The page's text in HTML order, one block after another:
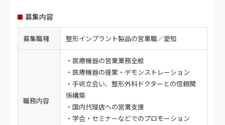
募集内容
募集職種 整形インプラント製品の営業職／愛知
職務内容
・医療機器の営業業務全般
・医療機器の提案・デモンストレーション
・手術立会い、整形外科ドクターとの信頼関
係構築
・国内代理店への営業支援
・学会・セミナーなどでのプロモーション